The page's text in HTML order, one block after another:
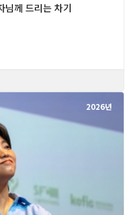
께 드리는 차기
2026년